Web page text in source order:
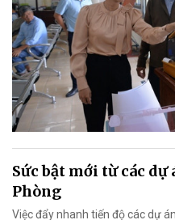
Sức bật mới từ các
Phòng
Việc đẩy nhanh tiến độ các dự